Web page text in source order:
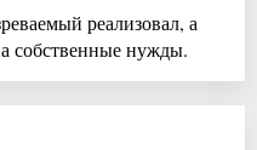
реализовал, а
собственные нужды.